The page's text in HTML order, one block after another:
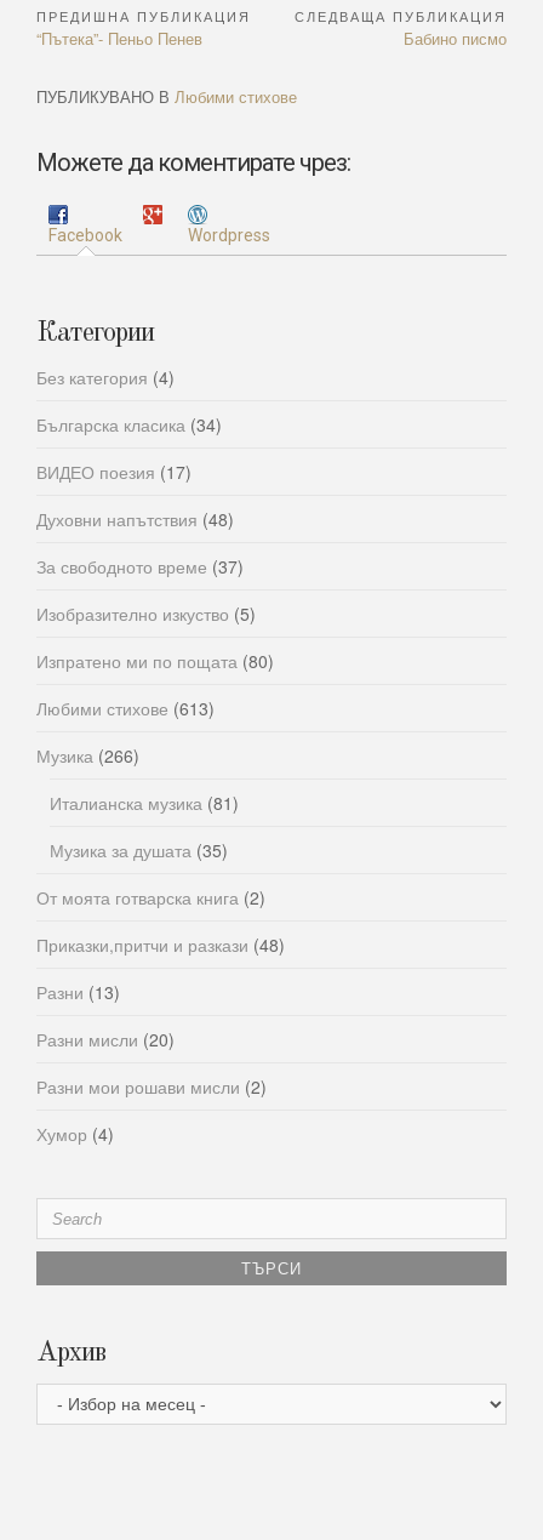
Навигация
ПРЕДИШНА ПУБЛИКАЦИЯ
Previous
“Пътека”- Пеньо Пенев
СЛЕДВАЩА ПУБЛИКАЦИЯ
Next
Бабино писмо
ПУБЛИКУВАНО В Любими стихове
Можете да коментирате чрез:
Facebook Wordpress
Категории
Без категория (4)
Българска класика (34)
ВИДЕО поезия (17)
Духовни напътствия (48)
За свободното време (37)
Изобразително изкуство (5)
Изпратено ми по пощата (80)
Любими стихове (613)
Музика (266)
Италианска музика (81)
Музика за душата (35)
От моята готварска книга (2)
Приказки,притчи и разкази (48)
Разни (13)
Разни мисли (20)
Разни мои рошави мисли (2)
Хумор (4)
Search
for:
Архив
Архив